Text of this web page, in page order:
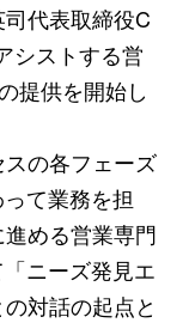
代表取締役C
シストする営
提供を開始し
の各フェーズ
て業務を担
める営業専門
ニーズ発見エ
対話の起点と